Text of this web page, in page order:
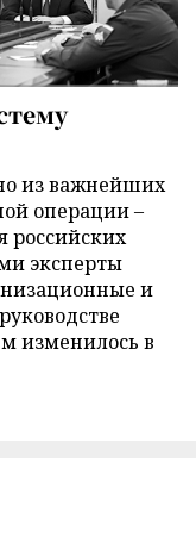
из важнейших
операции –
российских
эксперты
и
изменилось в